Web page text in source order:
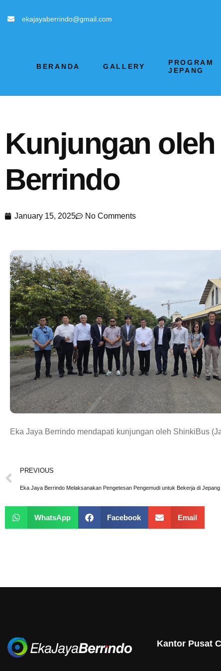
ekajayaberrindo@gmail.com
BERANDA GALLERY
PROGRAM
JEPANG
Kunjungan oleh
Berrindo
January 15, 2025 No Comments
Eka Jaya Berrindo mendapati kunjungan oleh ShinkiBus
PREVIOUS
Eka Jaya Berrindo Melaksanakan Pengetesan Pengemudi untuk Bekerja di Jepang
WhatsApp Facebook Email
Kantor Pusat